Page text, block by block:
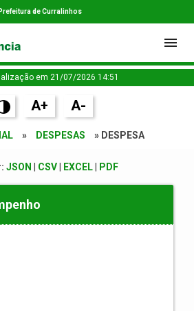
Prefeitura de Curralinhos
em 21/07/2026 14:51
A+ A-
» DESPESAS » DESPESA
JSON CSV| EXCEL| PDF